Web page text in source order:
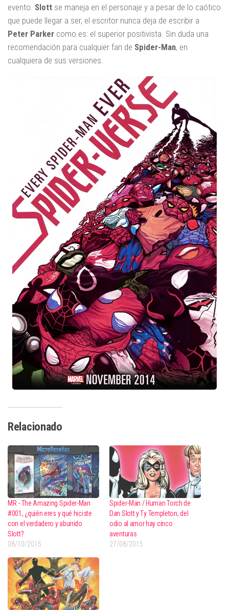
evento. Slott se maneja en el personaje y a pesar de lo caótico
que puede llegar a ser, el escritor nunca deja de escribir a
Peter Parker como es: el superior positivista. Sin duda una
recomendación para cualquier fan de Spider-Man, en
cualquiera de sus versiones.
Relacionado
MR - The Amazing Spider-Man
#001, ¿quién eres y qué hiciste
con el verdadero y aburrido
Slott?
08/10/2015
Spider-Man / Human Torch de
Dan Slott y Ty Templeton, del
odio al amor hay cinco
aventuras
27/08/2015